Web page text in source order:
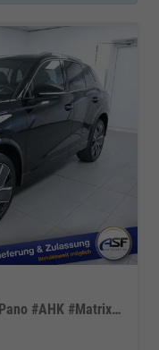
R-Line 4Motion #DSG Black Style #Pano #AHK #Matrix-LED #Harman-Kardon